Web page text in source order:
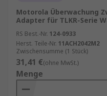
Motorola Überwachung
Adapter für TLKR-Serie
RS Best.-Nr. 124-0933
Herst. Teile-Nr. 11ACH2042M2
Zwischensumme (1 Stück)
31,41 €(ohne MwSt.)
Menge